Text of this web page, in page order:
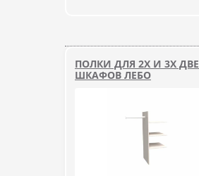
ПОЛКИ ДЛЯ 2Х И 3Х
ШКАФОВ ЛЕБО